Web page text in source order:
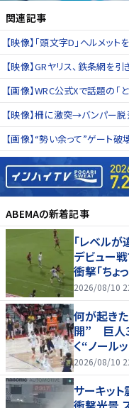
関連記事
【映像】「頭文字D」ヘルメッ
【映像】GRヤリス、鉄条網を
【画像】WRC公式Xで話題の「
【映像】柵に激突→バンパー
【画像】“勢い余って”ゲート
ABEMAの新着記事
「レベルが
デビュー
衝撃「ちょ
2026/08/10
何が起き
開” 巨人
く“ノール
2026/08/10
サーキッ